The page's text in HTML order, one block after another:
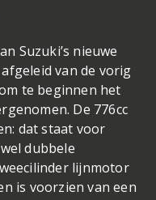
Suzuki’s nieuwe
van de vorig
te beginnen het
De 776cc
dat staat voor
dubbele
lijnmotor
is voorzien van een